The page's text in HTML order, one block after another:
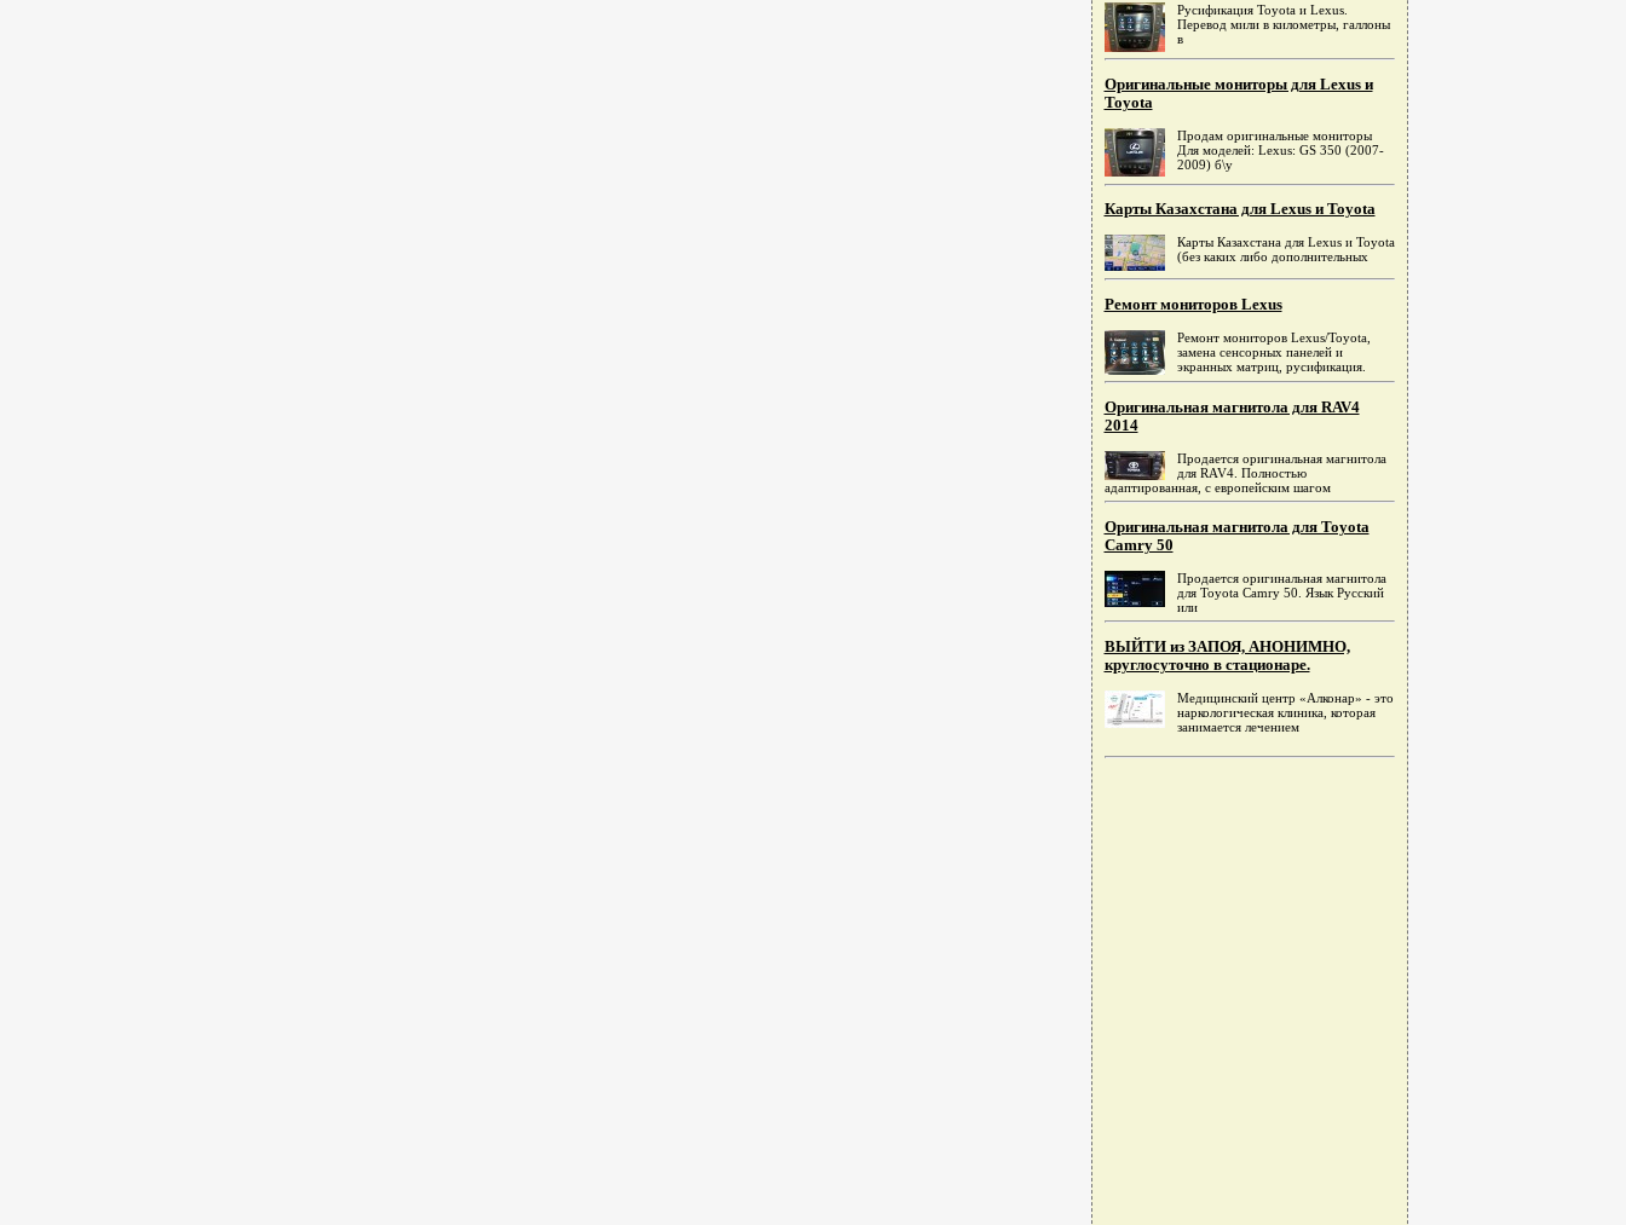
Русификация Toyota и Lexus.
Перевод мили в километры, галлоны
в
Оригинальные мониторы для Lexus и
Toyota
Продам оригинальные мониторы
Для моделей: Lexus: GS 350 (2007-
2009) б\у
Карты Казахстана для Lexus и Toyota
Карты Казахстана для Lexus и Toyota
(без каких либо дополнительных
Ремонт мониторов Lexus
Ремонт мониторов Lexus/Toyota,
замена сенсорных панелей и
экранных матриц, русификация.
Оригинальная магнитола для RAV4
2014
Продается оригинальная магнитола
для RAV4. Полностью
адаптированная, c европейским шагом
Оригинальная магнитола для Toyota
Camry 50
Продается оригинальная магнитола
для Toyota Camry 50. Язык Русский
или
ВЫЙТИ из ЗАПОЯ, АНОНИМНО,
круглосуточно в стационаре.
Медицинский центр «Алконар» - это
наркологическая клиника, которая
занимается лечением